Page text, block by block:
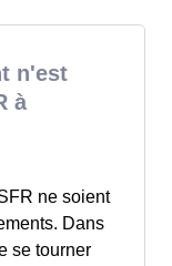
n'est
à
ne soient
Dans
se tourner